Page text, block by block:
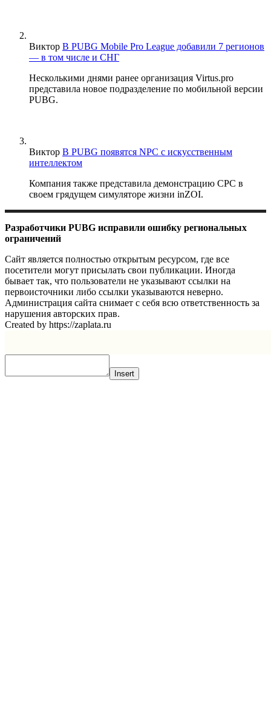
Виктор В PUBG Mobile Pro League добавили 7 регионов
— в том числе и СНГ
Несколькими днями ранее организация Virtus.pro
представила новое подразделение по мобильной версии
PUBG.
Виктор В PUBG появятся NPC с искусственным
интеллектом
Компания также представила демонстрацию CPC в
своем грядущем симуляторе жизни inZOI.
Разработчики PUBG исправили ошибку региональных
ограничений
Сайт является полностью открытым ресурсом, где все
посетители могут присылать свои публикации. Иногда
бывает так, что пользователи не указывают ссылки на
первоисточники либо ссылки указываются неверно.
Администрация сайта снимает с себя всю ответственность за
нарушения авторских прав.
Created by https://zaplata.ru
Insert